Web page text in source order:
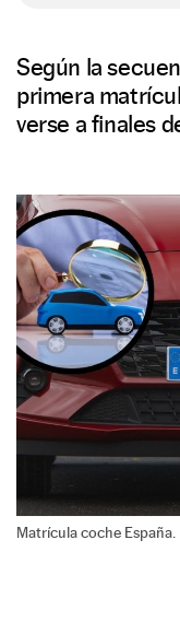
Según la
primera
verse a finales
Matrícula coche España.